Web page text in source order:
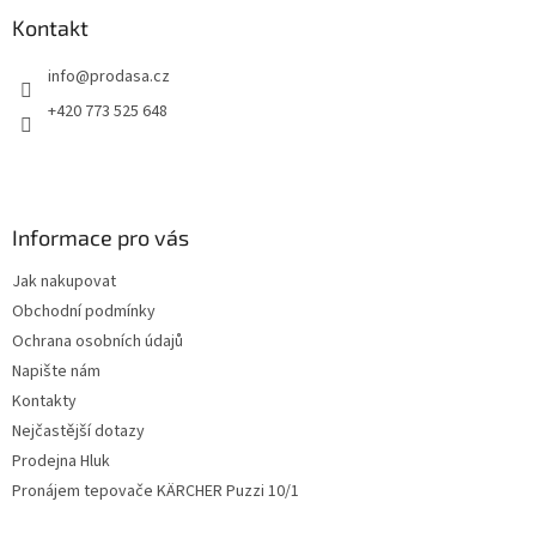
Kontakt
info@prodasa.cz
+420 773 525 648
Informace pro vás
Jak nakupovat
Obchodní podmínky
Ochrana osobních údajů
Napište nám
Kontakty
Nejčastější dotazy
Prodejna Hluk
Pronájem tepovače KÄRCHER Puzzi 10/1